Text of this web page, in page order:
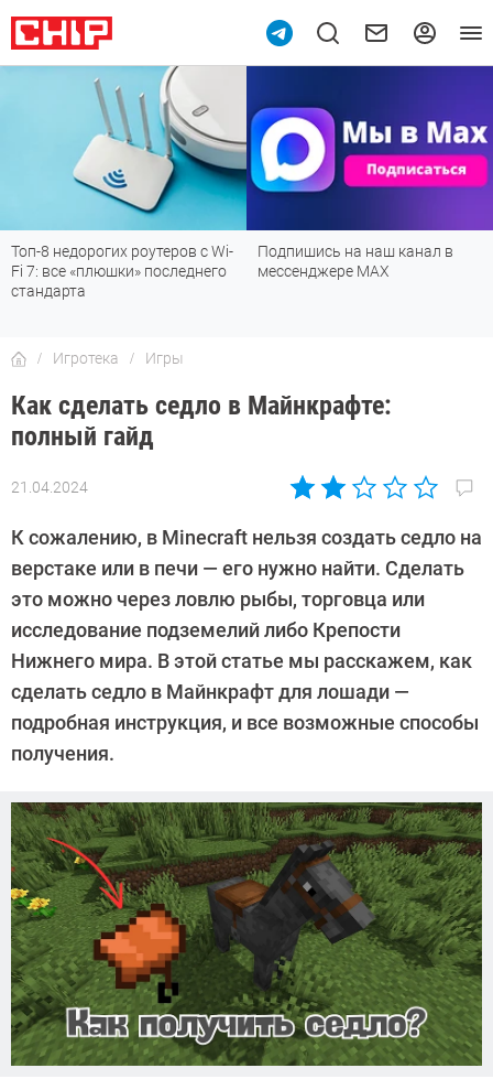
Подпишись на наш канал в
мессенджере МАХ
Рейтинг телевизоров 2026:
лучшие модели для гостиной,
Игротека Игры
Как сделать седло в Майнкрафте:
полный гайд
21.04.2024
Автор:
Забубенин
К сожалению, в Minecraft нельзя создать седло на
верстаке или в печи — его нужно найти. Сделать
это можно через ловлю рыбы, торговца или
исследование подземелий либо Крепости
Нижнего мира. В этой статье мы расскажем, как
сделать седло в Майнкрафт для лошади —
подробная инструкция, и все возможные способы
получения.